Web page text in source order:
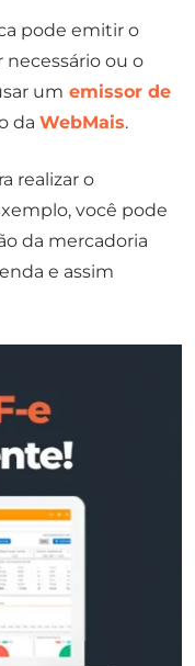
pode emitir o
ou o
um emissor de
da WebMais.
realizar o
você pode
da mercadoria
e assim